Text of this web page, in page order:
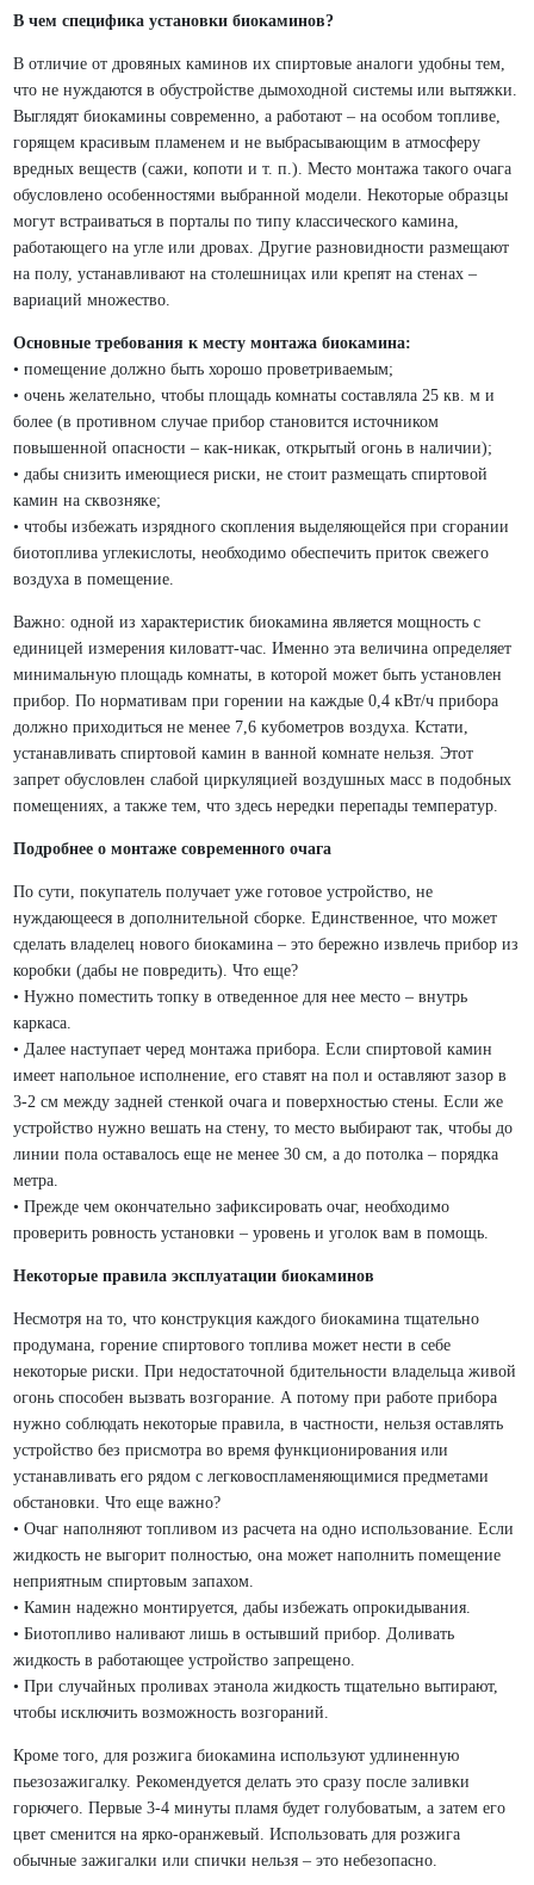
В чем специфика установки биокаминов?
В отличие от дровяных каминов их спиртовые аналоги удобны тем,
что не нуждаются в обустройстве дымоходной системы или вытяжки.
Выглядят биокамины современно, а работают – на особом топливе,
горящем красивым пламенем и не выбрасывающим в атмосферу
вредных веществ (сажи, копоти и т. п.). Место монтажа такого очага
обусловлено особенностями выбранной модели. Некоторые образцы
могут встраиваться в порталы по типу классического камина,
работающего на угле или дровах. Другие разновидности размещают
на полу, устанавливают на столешницах или крепят на стенах –
вариаций множество.
Основные требования к месту монтажа биокамина:
• помещение должно быть хорошо проветриваемым;
• очень желательно, чтобы площадь комнаты составляла 25 кв. м и
более (в противном случае прибор становится источником
повышенной опасности – как-никак, открытый огонь в наличии);
• дабы снизить имеющиеся риски, не стоит размещать спиртовой
камин на сквозняке;
• чтобы избежать изрядного скопления выделяющейся при сгорании
биотоплива углекислоты, необходимо обеспечить приток свежего
воздуха в помещение.
Важно: одной из характеристик биокамина является мощность с
единицей измерения киловатт-час. Именно эта величина определяет
минимальную площадь комнаты, в которой может быть установлен
прибор. По нормативам при горении на каждые 0,4 кВт/ч прибора
должно приходиться не менее 7,6 кубометров воздуха. Кстати,
устанавливать спиртовой камин в ванной комнате нельзя. Этот
запрет обусловлен слабой циркуляцией воздушных масс в подобных
помещениях, а также тем, что здесь нередки перепады температур.
Подробнее о монтаже современного очага
По сути, покупатель получает уже готовое устройство, не
нуждающееся в дополнительной сборке. Единственное, что может
сделать владелец нового биокамина – это бережно извлечь прибор из
коробки (дабы не повредить). Что еще?
• Нужно поместить топку в отведенное для нее место – внутрь
каркаса.
• Далее наступает черед монтажа прибора. Если спиртовой камин
имеет напольное исполнение, его ставят на пол и оставляют зазор в
3-2 см между задней стенкой очага и поверхностью стены. Если же
устройство нужно вешать на стену, то место выбирают так, чтобы до
линии пола оставалось еще не менее 30 см, а до потолка – порядка
метра.
• Прежде чем окончательно зафиксировать очаг, необходимо
проверить ровность установки – уровень и уголок вам в помощь.
Некоторые правила эксплуатации биокаминов
Несмотря на то, что конструкция каждого биокамина тщательно
продумана, горение спиртового топлива может нести в себе
некоторые риски. При недостаточной бдительности владельца живой
огонь способен вызвать возгорание. А потому при работе прибора
нужно соблюдать некоторые правила, в частности, нельзя оставлять
устройство без присмотра во время функционирования или
устанавливать его рядом с легковоспламеняющимися предметами
обстановки. Что еще важно?
• Очаг наполняют топливом из расчета на одно использование. Если
жидкость не выгорит полностью, она может наполнить помещение
неприятным спиртовым запахом.
• Камин надежно монтируется, дабы избежать опрокидывания.
• Биотопливо наливают лишь в остывший прибор. Доливать
жидкость в работающее устройство запрещено.
• При случайных проливах этанола жидкость тщательно вытирают,
чтобы исключить возможность возгораний.
Кроме того, для розжига биокамина используют удлиненную
пьезозажигалку. Рекомендуется делать это сразу после заливки
горючего. Первые 3-4 минуты пламя будет голубоватым, а затем его
цвет сменится на ярко-оранжевый. Использовать для розжига
обычные зажигалки или спички нельзя – это небезопасно.